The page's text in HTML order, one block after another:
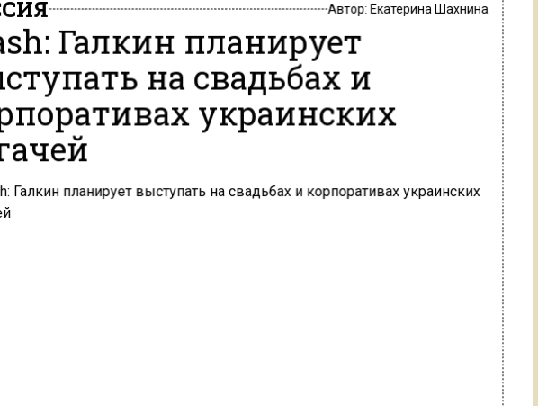
Автор:Екатерина Шахнина
Галкин планирует
на свадьбах и
украинских